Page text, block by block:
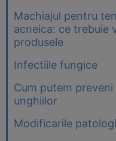
Machiajul pentru
acneica: ce trebuie
produsele
Infectiile fungice
Cum putem
unghiilor
Modificarile